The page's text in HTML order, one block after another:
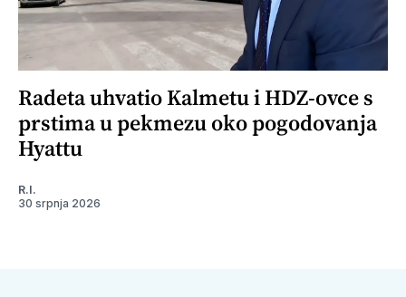
Radeta uhvatio Kalmetu i HDZ-ovce s
prstima u pekmezu oko pogodovanja
Hyattu
R.I.
30 srpnja 2026